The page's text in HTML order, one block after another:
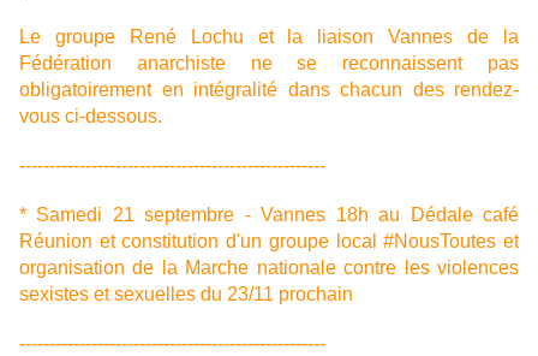
Le groupe René Lochu et la liaison Vannes de la
Fédération anarchiste ne se reconnaissent pas
obligatoirement en intégralité dans chacun des rendez-
vous ci-dessous.
---------------------------------------------------
* Samedi 21 septembre - Vannes 18h au Dédale café
Réunion et constitution d'un groupe local #NousToutes et
organisation de la Marche nationale contre les violences
sexistes et sexuelles du 23/11 prochain
---------------------------------------------------